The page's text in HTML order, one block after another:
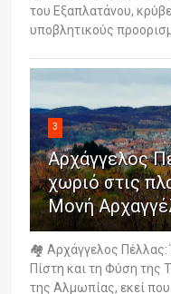
του Εξαπλατάνου,
υποβλητικούς
3
Αρχάγγελος
χωριό στις
Μονή
🏘️ Αρχάγγελος Πέλλας:
Πίστη και τη Φύση της
της Αλμωπίας, εκεί που